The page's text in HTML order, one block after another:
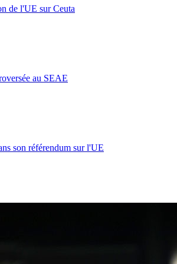
de l'UE sur Ceuta
au SEAE
son référendum sur l'UE